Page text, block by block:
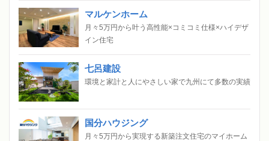
マルケンホーム
月々5万円から叶う高性能×コミコミ仕様×ハイデザ
イン住宅
七呂建設
環境と家計と人にやさしい家で九州にて多数の実績
国分ハウジング
月々5万円から実現する新築注文住宅のマイホーム